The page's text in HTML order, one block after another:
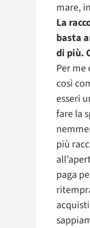
mare,
La
basta
di più.
Per me
così
esseri
fare la
più
paga